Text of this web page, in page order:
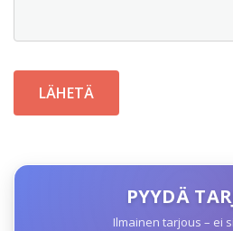
PYYDÄ
Ilmainen tarjous – ei